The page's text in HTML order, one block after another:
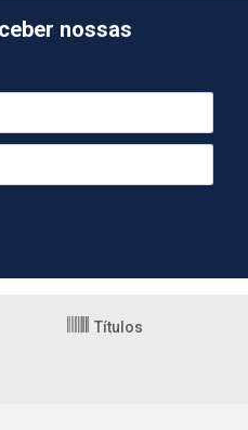
nossas
Títulos